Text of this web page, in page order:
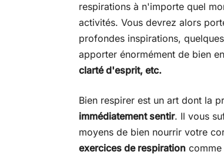
respirations à n'importe quel
activités. Vous devrez alors
profondes inspirations,
apporter énormément de bien
clarté d'esprit, etc.
Bien respirer est un art dont la
immédiatement sentir. Il vous
moyens de bien nourrir votre
exercices de respiration